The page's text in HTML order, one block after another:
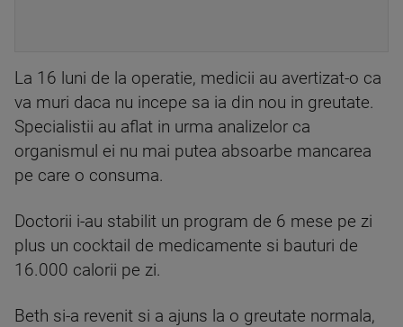
La 16 luni de la operatie, medicii au avertizat-o ca
va muri daca nu incepe sa ia din nou in greutate.
Specialistii au aflat in urma analizelor ca
organismul ei nu mai putea absoarbe mancarea
pe care o consuma.
Doctorii i-au stabilit un program de 6 mese pe zi
plus un cocktail de medicamente si bauturi de
16.000 calorii pe zi.
Beth si-a revenit si a ajuns la o greutate normala,